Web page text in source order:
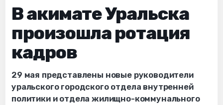
В акимате Уральска
произошла ротация
кадров
29 мая представлены новые руководители
уральского городского отдела внутренней
политики и отдела жилищно-коммунального